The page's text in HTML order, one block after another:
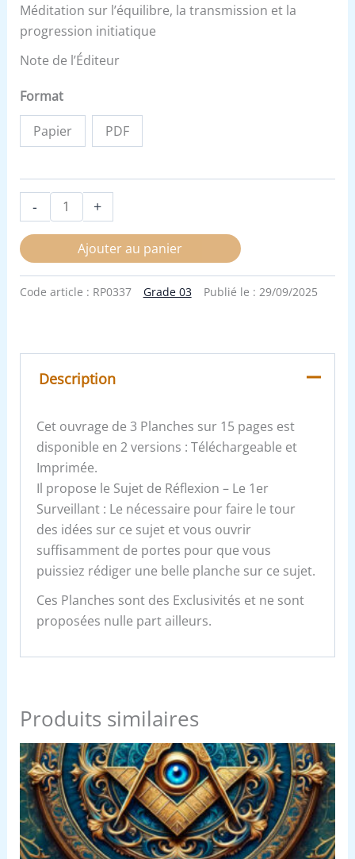
Méditation sur l’équilibre, la transmission et la
progression initiatique
Note de l’Éditeur
Format
Papier PDF
- +
Ajouter au panier
Code article : RP0337 Grade 03 Publié le : 29/09/2025
Description
Cet ouvrage de 3 Planches sur 15 pages est
disponible en 2 versions : Téléchargeable et
Imprimée.
Il propose le Sujet de Réflexion – Le 1er
Surveillant : Le nécessaire pour faire le tour
des idées sur ce sujet et vous ouvrir
suffisamment de portes pour que vous
puissiez rédiger une belle planche sur ce sujet.
Ces Planches sont des Exclusivités et ne sont
proposées nulle part ailleurs.
Produits similaires